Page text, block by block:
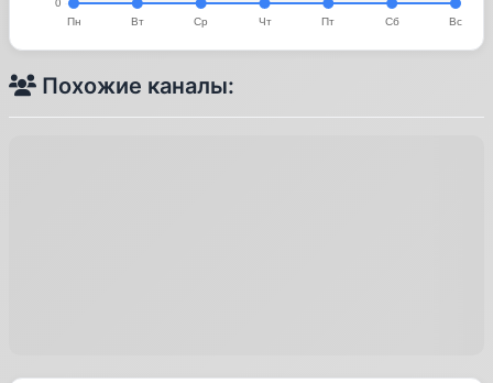
Похожие каналы: